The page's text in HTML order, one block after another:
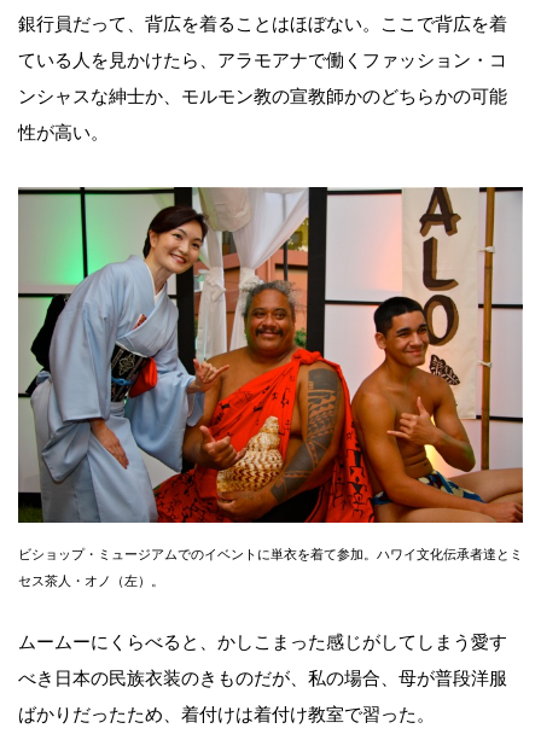
銀行員だって、背広を着ることはほぼない。ここで背広を着
ている人を見かけたら、アラモアナで働くファッション・コ
ンシャスな紳士か、モルモン教の宣教師かのどちらかの可能
性が高い。
ビショップ・ミュージアムでのイベントに単衣を着て参加。ハワイ文化伝承者達とミ
セス茶人・オノ（左）。
ムームーにくらべると、かしこまった感じがしてしまう愛す
べき日本の民族衣装のきものだが、私の場合、母が普段洋服
ばかりだったため、着付けは着付け教室で習った。